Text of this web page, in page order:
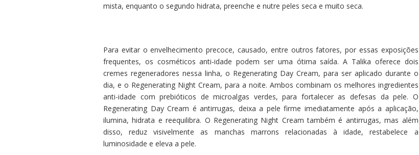
mista, enquanto o segundo hidrata, preenche e nutre peles seca e muito seca.
Para evitar o envelhecimento precoce, causado, entre outros fatores, por essas exposições
frequentes, os cosméticos anti-idade podem ser uma ótima saída. A Talika oferece dois
cremes regeneradores nessa linha, o Regenerating Day Cream, para ser aplicado durante o
dia, e o Regenerating Night Cream, para a noite. Ambos combinam os melhores ingredientes
anti-idade com prebióticos de microalgas verdes, para fortalecer as defesas da pele. O
Regenerating Day Cream é antirrugas, deixa a pele firme imediatamente após a aplicação,
ilumina, hidrata e reequilibra. O Regenerating Night Cream também é antirrugas, mas além
disso, reduz visivelmente as manchas marrons relacionadas à idade, restabelece a
luminosidade e eleva a pele.